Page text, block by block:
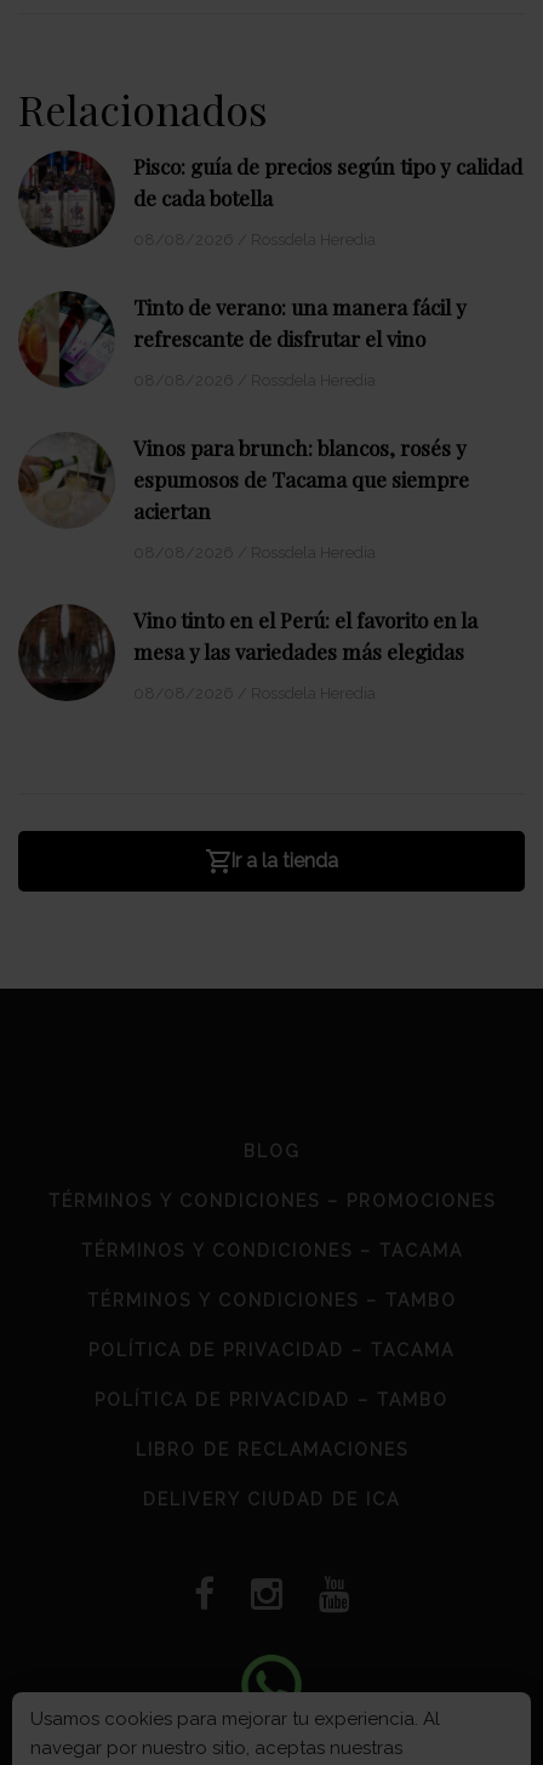
Relacionados
Pisco: guía de precios según tipo y calidad
de cada botella
Tinto de verano: una manera fácil y
refrescante de disfrutar el vino
Vinos para brunch: blancos, rosés y
espumosos de Tacama que siempre
aciertan
Vino tinto en el Perú: el favorito en la
mesa y las variedades más elegidas
Ir a la tienda
BLOG
TÉRMINOS Y CONDICIONES – PROMOCIONES
TÉRMINOS Y CONDICIONES – TACAMA
TÉRMINOS Y CONDICIONES – TAMBO
POLÍTICA DE PRIVACIDAD – TACAMA
POLÍTICA DE PRIVACIDAD – TAMBO
LIBRO DE RECLAMACIONES
DELIVERY CIUDAD DE ICA
VIÑA TACAMA S.A © 2026
Usamos cookies para mejorar tu experiencia. Al
navegar por nuestro sitio, aceptas nuestras